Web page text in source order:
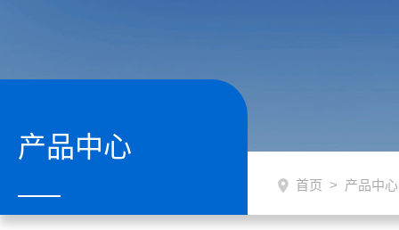
产品中心
首页 > 产品中心